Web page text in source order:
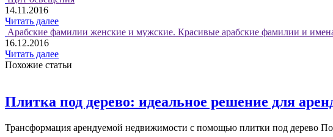
14.11.2016
Читать далее
Арабские фамилии женские и мужские. Красивые арабские фамилии и
16.12.2016
Читать далее
Похожие статьи
Плитка под дерево: идеальное решение для
Трансформация арендуемой недвижимости с помощью плитки под дерево